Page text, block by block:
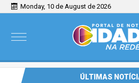
Monday, 10 de August de 2026
ÚLTIMAS